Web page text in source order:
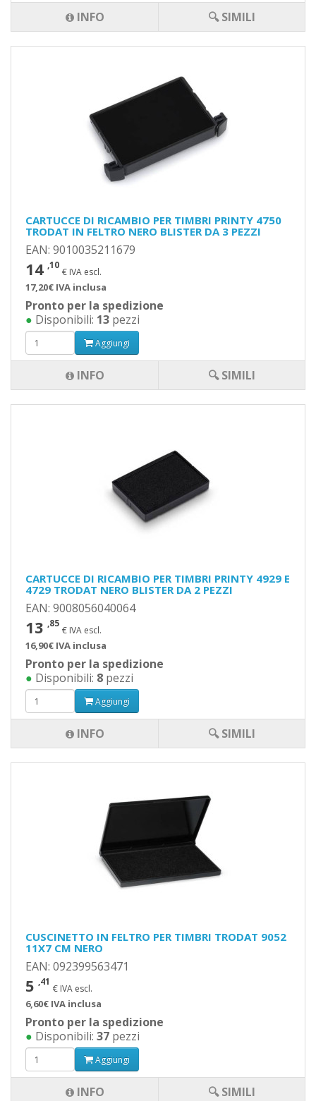
INFO 🔍 SIMILI
CARTUCCE DI RICAMBIO PER TIMBRI PRINTY 4750
TRODAT IN FELTRO NERO BLISTER DA 3 PEZZI
EAN: 9010035211679
14 ,10
€ IVA escl.
17,20€ IVA inclusa
Pronto per la spedizione
● Disponibili: 13 pezzi
Aggiungi
INFO 🔍 SIMILI
CARTUCCE DI RICAMBIO PER TIMBRI PRINTY 4929 E
4729 TRODAT NERO BLISTER DA 2 PEZZI
EAN: 9008056040064
13 ,85
€ IVA escl.
16,90€ IVA inclusa
Pronto per la spedizione
● Disponibili: 8 pezzi
Aggiungi
INFO 🔍 SIMILI
CUSCINETTO IN FELTRO PER TIMBRI TRODAT 9052
11X7 CM NERO
EAN: 092399563471
5 ,41
€ IVA escl.
6,60€ IVA inclusa
Pronto per la spedizione
● Disponibili: 37 pezzi
Aggiungi
INFO 🔍 SIMILI